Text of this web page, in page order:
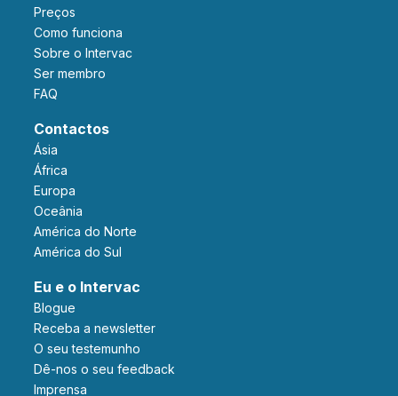
Preços
Como funciona
Sobre o Intervac
Ser membro
FAQ
Contactos
Ásia
África
Europa
Oceânia
América do Norte
América do Sul
Eu e o Intervac
Blogue
Receba a newsletter
O seu testemunho
Dê-nos o seu feedback
Imprensa